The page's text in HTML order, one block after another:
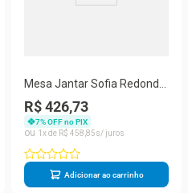
Mesa Jantar Sofia Redonda
80cm Serrano 18mm Pés
de Madeira Natural Marin
R$ 426,73
7% OFF no PIX
1
R$ 458 85
Adicionar ao carrinho